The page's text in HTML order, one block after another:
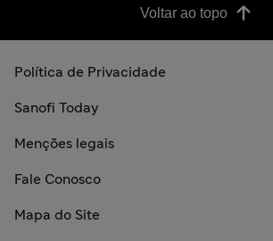
Voltar ao topo
Política de Privacidade
Sanofi Today
Menções legais
Fale Conosco
Mapa do Site